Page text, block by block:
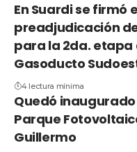
En Suardi se firmó
preadjudicación
para la 2da. etapa
Gasoducto
4 lectura mínima
Quedó
Parque
Guillermo